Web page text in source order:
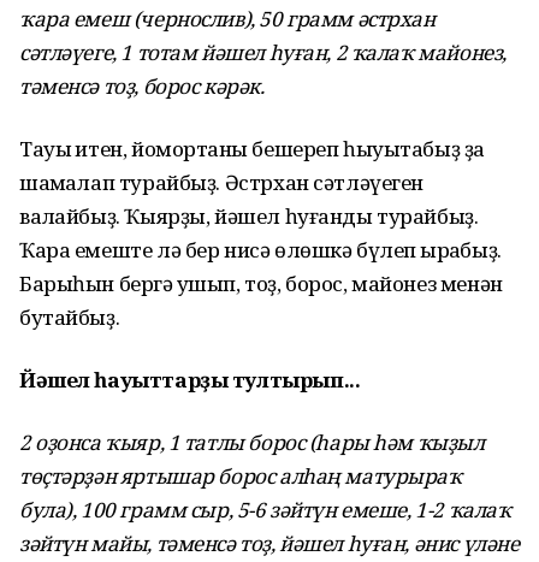
ҡара емеш (чернослив), 50 грамм әстрхан
сәтләүеге, 1 тотам йәшел һуған, 2 ҡалаҡ майонез,
тәменсә тоҙ, борос кәрәк.
Тауыҡ итен, йомортҡаны бешереп һыуытабыҙ ҙа
шаҡмаҡлап турайбыҙ. Әстрхан сәтләүеген
ваҡлайбыҙ. Ҡыярҙы, йәшел һуғанды турайбыҙ.
Ҡара емеште лә бер нисә өлөшкә бүлеп ҡырҡабыҙ.
Барыһын бергә ҡушып, тоҙ, борос, майонез менән
бутайбыҙ.
Йәшел һауыттарҙы тултырып...
2 оҙонса ҡыяр, 1 татлы борос (һары һәм ҡыҙыл
төҫтәрҙән яртышар борос алһаң матурыраҡ
була), 100 грамм сыр, 5-6 зәйтүн емеше, 1-2 ҡалаҡ
зәйтүн майы, тәменсә тоҙ, йәшел һуған, әнис үләне